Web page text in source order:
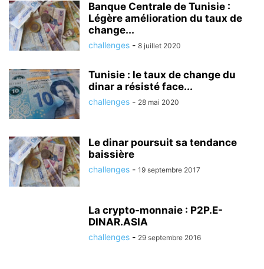
Banque Centrale de Tunisie :
Légère amélioration du taux de
change...
challenges - 8 juillet 2020
Tunisie : le taux de change du
dinar a résisté face...
challenges - 28 mai 2020
Le dinar poursuit sa tendance
baissière
challenges - 19 septembre 2017
La crypto-monnaie : P2P.E-
DINAR.ASIA
challenges - 29 septembre 2016